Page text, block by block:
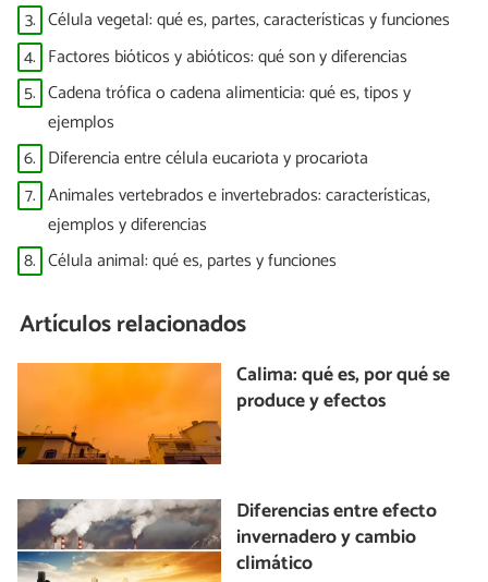
3. Célula vegetal: qué es, partes, características y funciones
4. Factores bióticos y abióticos: qué son y diferencias
5. Cadena trófica o cadena alimenticia: qué es, tipos y
ejemplos
6. Diferencia entre célula eucariota y procariota
7. Animales vertebrados e invertebrados: características,
ejemplos y diferencias
8. Célula animal: qué es, partes y funciones
Artículos relacionados
Calima: qué es, por qué se
produce y efectos
Diferencias entre efecto
invernadero y cambio
climático